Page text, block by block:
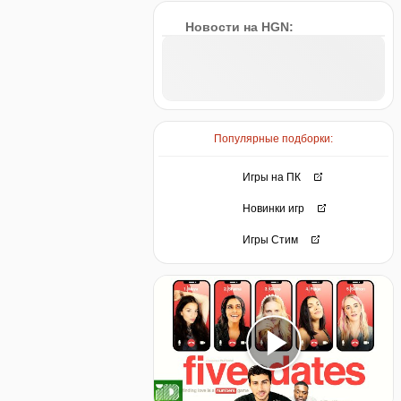
Новости на HGN:
Популярные подборки:
Игры на ПК
Новинки игр
Игры Стим